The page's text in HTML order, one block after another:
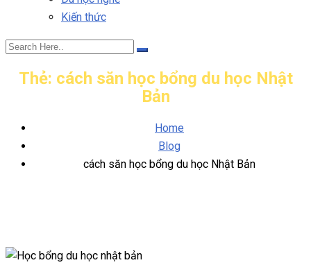
Kiến thức
Thẻ: cách săn học bổng du học Nhật
Bản
Home
Blog
cách săn học bổng du học Nhật Bản